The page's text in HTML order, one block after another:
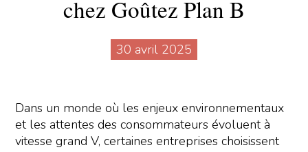
chez Goûtez Plan B
30 avril 2025
Dans un monde où les enjeux environnementaux
et les attentes des consommateurs évoluent à
vitesse grand V, certaines entreprises choisissent